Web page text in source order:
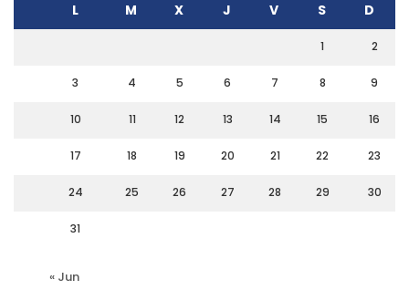
L M X J V S D
« Jun
1 2
3 4 5 6 7 8 9
10 11 12 13 14 15 16
17 18 19 20 21 22 23
24 25 26 27 28 29 30
31